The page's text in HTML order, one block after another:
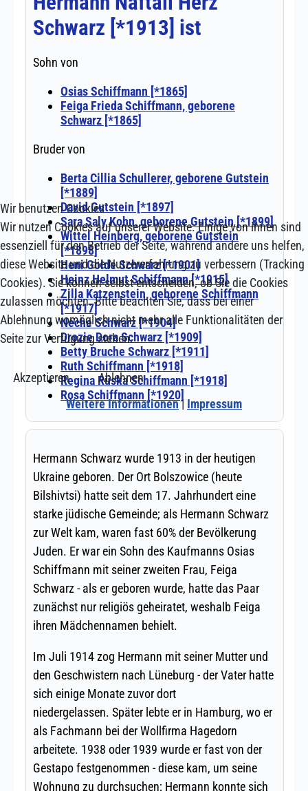
Wir benutzen Cookies
Wir nutzen Cookies auf unserer Website. Einige von ihnen sind
essenziell für den Betrieb der Seite, während andere uns helfen,
diese Website und die Nutzererfahrung zu verbessern (Tracking
Cookies). Sie können selbst entscheiden, ob Sie die Cookies
zulassen möchten. Bitte beachten Sie, dass bei einer
Ablehnung womöglich nicht mehr alle Funktionalitäten der
Seite zur Verfügung stehen.
Akzeptieren
Ablehnen
Weitere Informationen| Impressum